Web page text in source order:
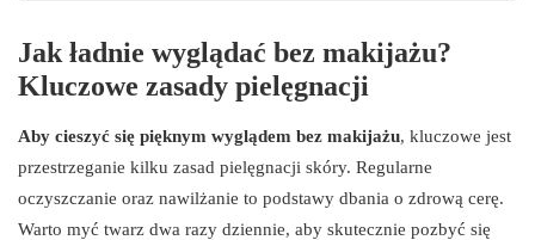
Jak ładnie wyglądać bez makijażu?
Kluczowe zasady pielęgnacji
Aby cieszyć się pięknym wyglądem bez makijażu, kluczowe jest
przestrzeganie kilku zasad pielęgnacji skóry. Regularne
oczyszczanie oraz nawilżanie to podstawy dbania o zdrową cerę.
Warto myć twarz dwa razy dziennie, aby skutecznie pozbyć się